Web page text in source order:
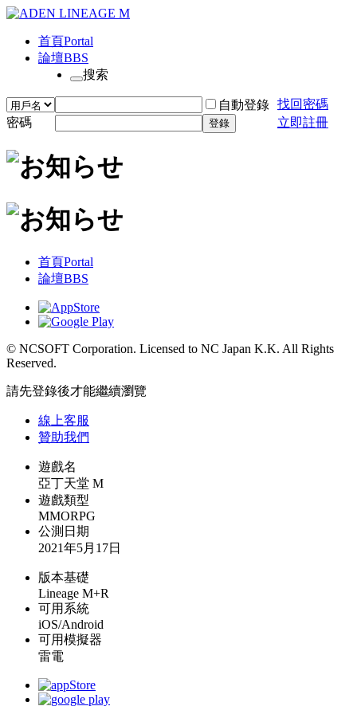
首頁Portal
論壇BBS
搜索
自動登錄 找回密碼
密碼
登錄 立即註冊
首頁Portal
論壇BBS
© NCSOFT Corporation. Licensed to NC Japan K.K. All Rights
Reserved.
請先登錄後才能繼續瀏覽
線上客服
贊助我們
遊戲名
亞丁天堂 M
遊戲類型
MMORPG
公測日期
2021年5月17日
版本基礎
Lineage M+R
可用系統
iOS/Android
可用模擬器
雷電